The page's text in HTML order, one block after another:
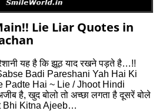
Lie Liar Quotes in
यह है कि झूठ याद रखने पड़ते है…!!
Badi Pareshani Yah Hai Ki
Padte Hai ~ Lie / Jhoot Hindi
है, खुद बोलो तो अच्‍छा लगता है दूसरें बोले
Bhi Kitna Ajeeb…